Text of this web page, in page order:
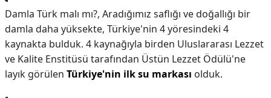
Damla Türk malı mı?, Aradığımız saflığı ve doğallığı bir
damla daha yüksekte, Türkiye'nin 4 yöresindeki 4
kaynakta bulduk. 4 kaynağıyla birden Uluslararası Lezzet
ve Kalite Enstitüsü tarafından Üstün Lezzet Ödülü'ne
layık görülen Türkiye'nin ilk su markası olduk.